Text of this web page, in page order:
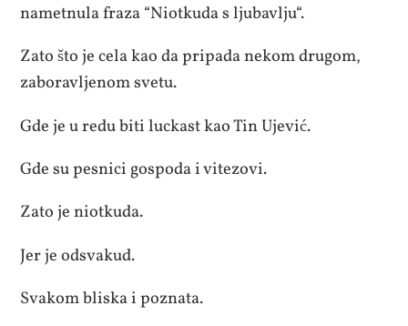
nametnula fraza “Niotkuda s ljubavlju“.
Zato što je cela kao da pripada nekom drugom,
zaboravljenom svetu.
Gde je u redu biti luckast kao Tin Ujević.
Gde su pesnici gospoda i vitezovi.
Zato je niotkuda.
Jer je odsvakud.
Svakom bliska i poznata.